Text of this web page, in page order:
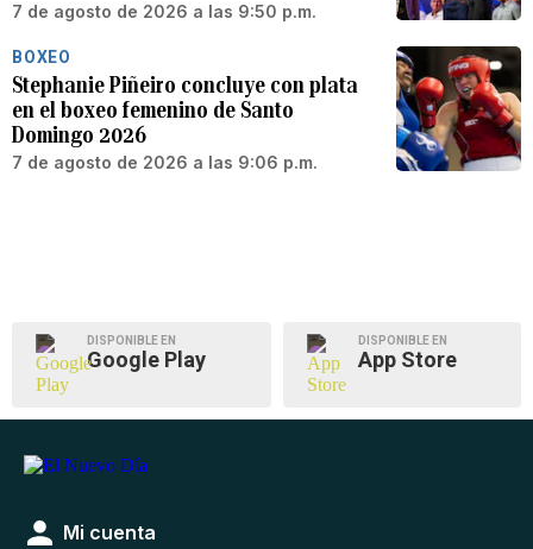
7 de agosto de 2026 a las 9:50 p.m.
BOXEO
Stephanie Piñeiro concluye con plata
en el boxeo femenino de Santo
Domingo 2026
7 de agosto de 2026 a las 9:06 p.m.
DISPONIBLE EN
Google Play
DISPONIBLE EN
App Store
Mi cuenta